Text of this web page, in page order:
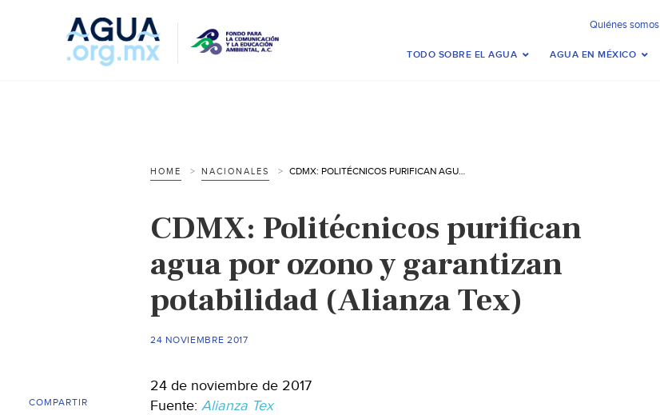
Quiénes somos
TODO SOBRE EL AGUA AGUA EN MÉXICO
HOME NACIONALES CDMX: POLITÉCNICOS PURIFICAN AGUA POR OZONO Y GARANTIZAN POTABILIDAD (ALIANZA TEX)
CDMX: Politécnicos purifican
agua por ozono y garantizan
potabilidad (Alianza Tex)
24 NOVIEMBRE 2017
24 de noviembre de 2017
Fuente: Alianza Tex
COMPARTIR